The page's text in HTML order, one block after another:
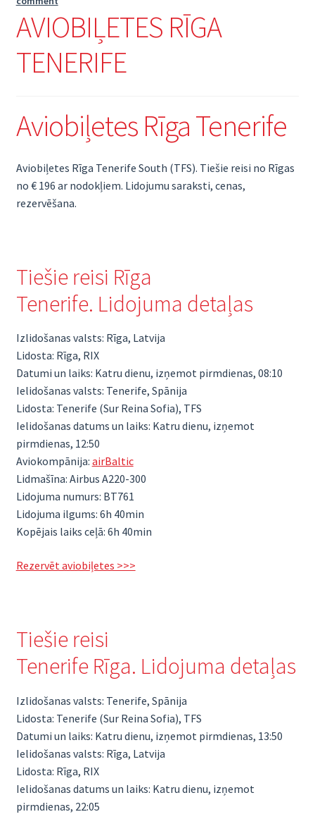
AVIOBIĻETES RĪGA
TENERIFE
Aviobiļetes Rīga Tenerife
Aviobiļetes Rīga Tenerife South (TFS). Tiešie reisi no Rīgas
no € 196 ar nodokļiem. Lidojumu saraksti, cenas,
rezervēšana.
Tiešie reisi Rīga
Tenerife. Lidojuma detaļas
Izlidošanas valsts: Rīga, Latvija
Lidosta: Rīga, RIX
Datumi un laiks: Katru dienu, izņemot pirmdienas, 08:10
Ielidošanas valsts: Tenerife, Spānija
Lidosta: Tenerife (Sur Reina Sofia), TFS
Ielidošanas datums un laiks: Katru dienu, izņemot
pirmdienas, 12:50
Aviokompānija: airBaltic
Lidmašīna: Airbus A220-300
Lidojuma numurs: BT761
Lidojuma ilgums: 6h 40min
Kopējais laiks ceļā: 6h 40min
Rezervēt aviobiļetes >>>
Tiešie reisi
Tenerife Rīga. Lidojuma detaļas
Izlidošanas valsts: Tenerife, Spānija
Lidosta: Tenerife (Sur Reina Sofia), TFS
Datumi un laiks: Katru dienu, izņemot pirmdienas, 13:50
Ielidošanas valsts: Rīga, Latvija
Lidosta: Rīga, RIX
Ielidošanas datums un laiks: Katru dienu, izņemot
pirmdienas, 22:05